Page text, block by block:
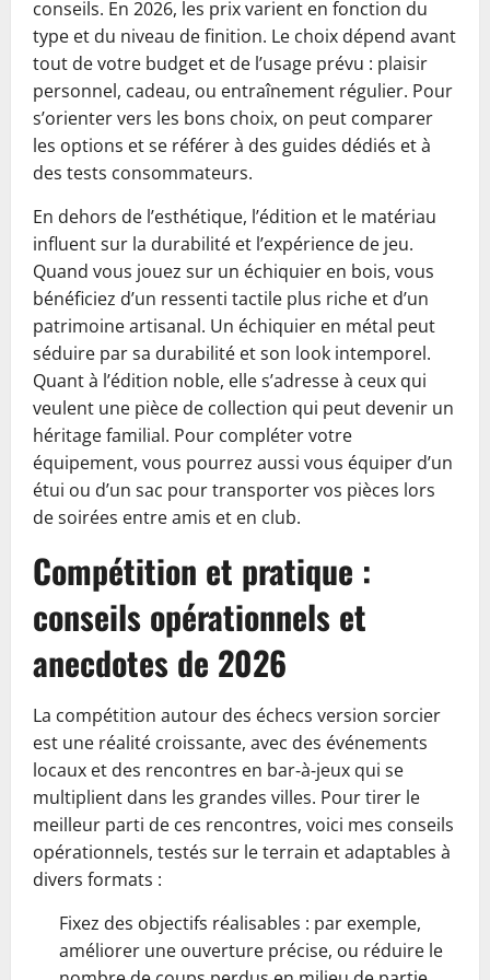
conseils. En 2026, les prix varient en fonction du
type et du niveau de finition. Le choix dépend avant
tout de votre budget et de l’usage prévu : plaisir
personnel, cadeau, ou entraînement régulier. Pour
s’orienter vers les bons choix, on peut comparer
les options et se référer à des guides dédiés et à
des tests consommateurs.
En dehors de l’esthétique, l’édition et le matériau
influent sur la durabilité et l’expérience de jeu.
Quand vous jouez sur un échiquier en bois, vous
bénéficiez d’un ressenti tactile plus riche et d’un
patrimoine artisanal. Un échiquier en métal peut
séduire par sa durabilité et son look intemporel.
Quant à l’édition noble, elle s’adresse à ceux qui
veulent une pièce de collection qui peut devenir un
héritage familial. Pour compléter votre
équipement, vous pourrez aussi vous équiper d’un
étui ou d’un sac pour transporter vos pièces lors
de soirées entre amis et en club.
Compétition et pratique :
conseils opérationnels et
anecdotes de 2026
La compétition autour des échecs version sorcier
est une réalité croissante, avec des événements
locaux et des rencontres en bar‑à‑jeux qui se
multiplient dans les grandes villes. Pour tirer le
meilleur parti de ces rencontres, voici mes conseils
opérationnels, testés sur le terrain et adaptables à
divers formats :
Fixez des objectifs réalisables : par exemple,
améliorer une ouverture précise, ou réduire le